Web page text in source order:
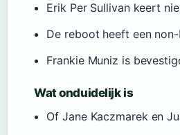
Erik Per Sullivan keert
De reboot heeft een
Frankie Muniz is
Wat onduidelijk is
Of Jane Kaczmarek en